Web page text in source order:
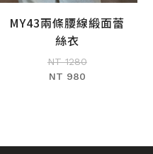
加入購物車
MY43兩條腰線緞面蕾
絲衣
NT 1280
NT 980